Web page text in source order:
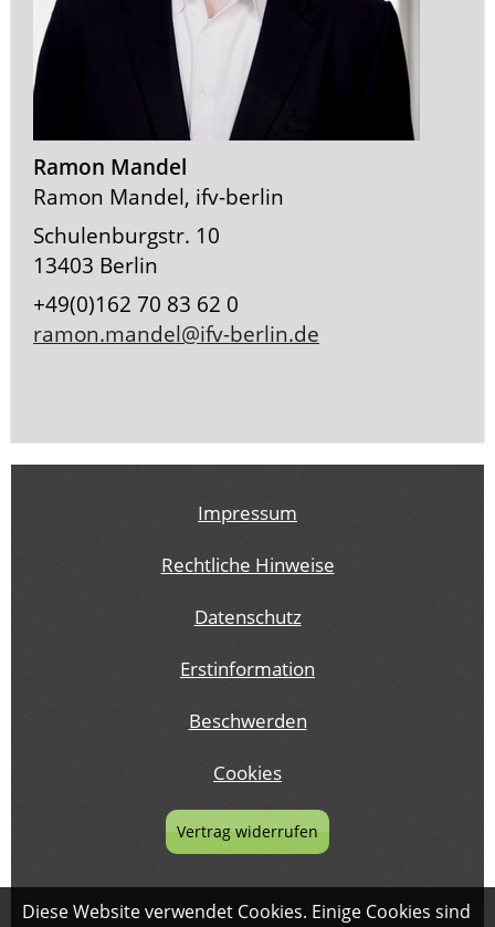
Ramon Mandel
Ramon Mandel, ifv-berlin
Schulenburgstr. 10
13403 Berlin
+49(0)162 70 83 62 0
ramon.mandel@ifv-berlin.de
Impressum
Rechtliche Hinweise
Datenschutz
Erstinformation
Beschwerden
Cookies
Vertrag widerrufen
Diese Website verwendet Cookies. Einige Cookies sind